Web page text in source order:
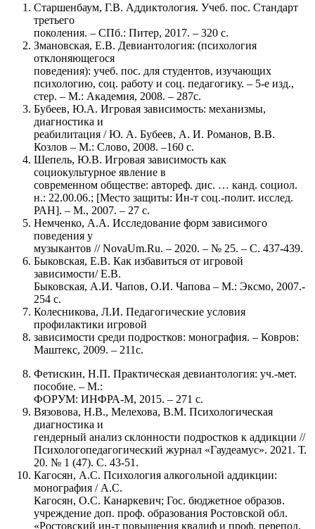
Старшенбаум, Г.В. Аддиктология. Учеб. пос. Стандарт
третьего
поколения. – СПб.: Питер, 2017. – 320 с.
Змановская, Е.В. Девиантология: (психология
отклоняющегося
поведения): учеб. пос. для студентов, изучающих
психологию, соц. работу и соц. педагогику. – 5-е изд.,
стер. – М.: Академия, 2008. – 287с.
Бубеев, Ю.А. Игровая зависимость: механизмы,
диагностика и
реабилитация / Ю. А. Бубеев, А. И. Романов, В.В.
Козлов – М.: Слово, 2008. –160 с.
Шепель, Ю.В. Игровая зависимость как
социокультурное явление в
современном обществе: автореф. дис. … канд. социол.
н.: 22.00.06.; [Место защиты: Ин-т соц.-полит. исслед.
РАН]. – М., 2007. – 27 с.
Немченко, А.А. Исследование форм зависимого
поведения у
музыкантов // NovaUm.Ru. – 2020. – № 25. – С. 437-439.
Быковская, Е.В. Как избавиться от игровой
зависимости/ Е.В.
Быковская, А.И. Чапов, О.И. Чапова – М.: Эксмо, 2007.-
254 с.
Колесникова, Л.И. Педагогические условия
профилактики игровой
зависимости среди подростков: монография. – Ковров:
Маштекс, 2009. – 211с.
Фетискин, Н.П. Практическая девиантология: уч.-мет.
пособие. – М.:
ФОРУМ: ИНФРА-М, 2015. – 271 с.
Вязовова, Н.В., Мелехова, В.М. Психологическая
диагностика и
гендерный анализ склонности подростков к аддикции //
Психологопедагогический журнал «Гаудеамус». 2021. Т.
20. № 1 (47). С. 43-51.
Кагосян, А.С. Психология алкогольной аддикции:
монография / А.С.
Кагосян, О.С. Канаркевич; Гос. бюджетное образов.
учреждение доп. проф. образования Ростовской обл.
«Ростовский ин-т повышения квалиф и проф. перепод.